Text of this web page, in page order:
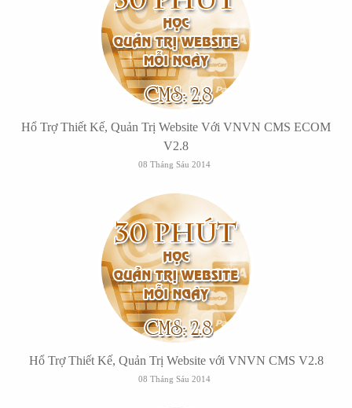
Hổ Trợ Thiết Kế, Quản Trị Website Với VNVN CMS ECOM
V2.8
08 Tháng Sáu 2014
Hổ Trợ Thiết Kế, Quản Trị Website với VNVN CMS V2.8
08 Tháng Sáu 2014